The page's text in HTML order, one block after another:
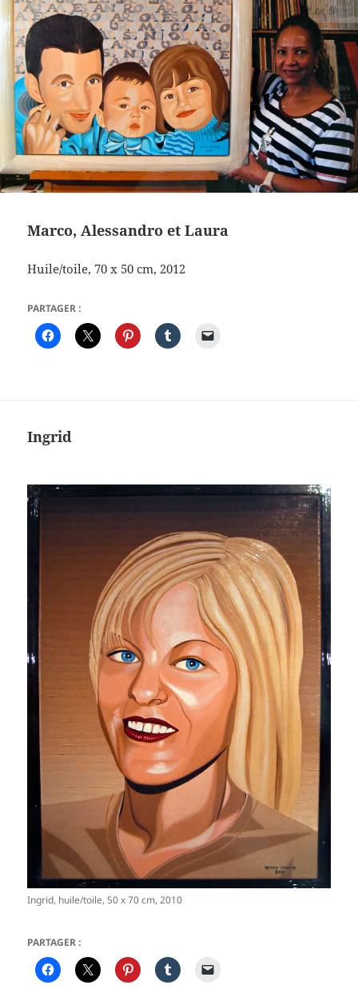
Marco, Alessandro et Laura
Huile/toile, 70 x 50 cm, 2012
PARTAGER :
Ingrid
Ingrid, huile/toile, 50 x 70 cm, 2010
PARTAGER :